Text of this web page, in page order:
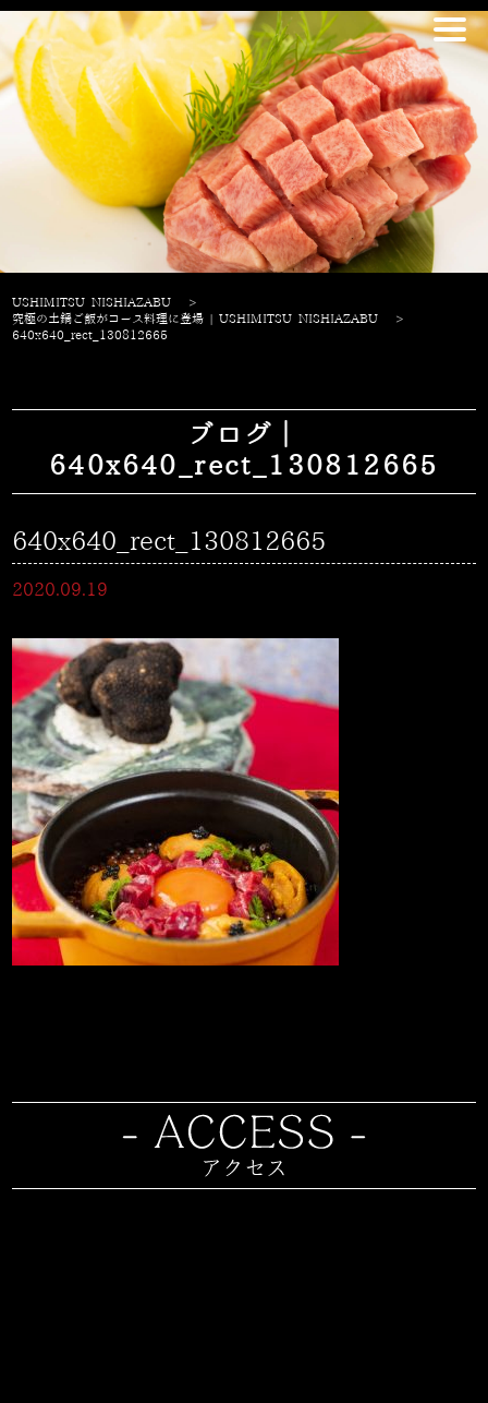
USHIMITSU NISHIAZABU
>
究極の土鍋ご飯がコース料理に登場 | USHIMITSU NISHIAZABU
>
640x640_rect_130812665
ブログ｜
640x640_rect_130812665
640x640_rect_130812665
2020.09.19